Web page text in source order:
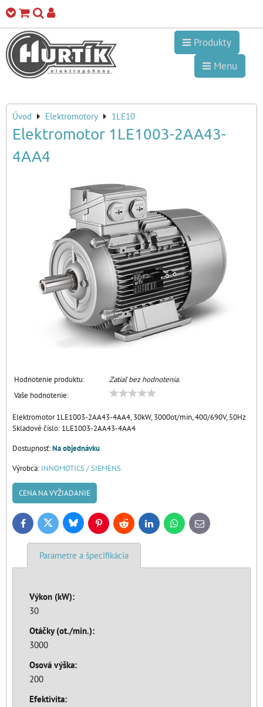
Produkty
Menu
Úvod Elektromotory 1LE10
Elektromotor 1LE1003-2AA43-
4AA4
Hodnotenie produktu:
Zatiaľ bez hodnotenia.
Vaše hodnotenie:
Elektromotor 1LE1003-2AA43-4AA4, 30kW, 3000ot/min, 400/690V, 50Hz
Skladové číslo: 1LE1003-2AA43-4AA4
Dostupnosť:Na objednávku
Výrobca: INNOMOTICS / SIEMENS
CENA NA VYŽIADANIE
FacebookTwitter BlueskyPinterestReddit LinkedInWhatsApp
E-
mail
Parametre a špecifikácia
Výkon (kW):
30
Otáčky (ot./min.):
3000
Osová výška:
200
Efektivita: